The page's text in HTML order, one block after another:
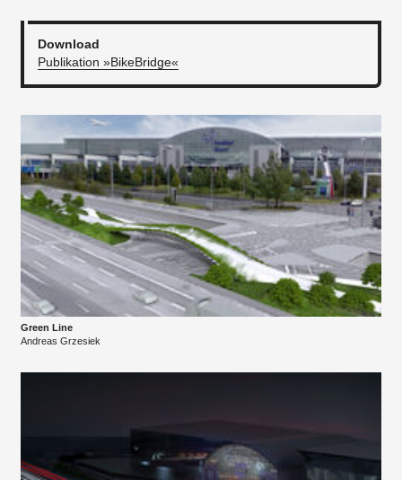
Download
Publikation »BikeBridge«
Green Line
Andreas Grzesiek